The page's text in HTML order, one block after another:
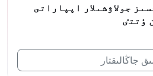
جولاۋشىلار اپپاراتى
ٶتتٸ
جاڭالىقتار